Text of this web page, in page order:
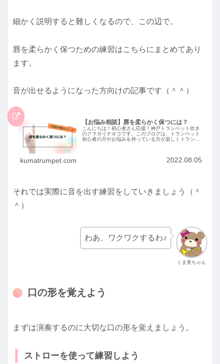
細かく説明すると難しくなるので、この辺で。
唇を柔らかく保つための練習はこちらにまとめてあり
ます。
音が出せるようになった方向けの記事です（＾＾）
【お悩み相談】唇を柔らかく保つには？
こんにちは！初心者さん応援！神戸トランペット吹き
のクマガイナオコです。このブログは、トランペット
初心者の方やお悩みを持っている方が楽しくトランペ
kumatrumpet.com 2022.08.05
それでは実際に音を出す練習をしていきましょう（＾
＾）
くま美ちゃん
わあ、ワクワクするわ♪
口の形を覚えよう
まずは演奏するのに大切な口の形を覚えましょう。
ストローを使って練習しよう